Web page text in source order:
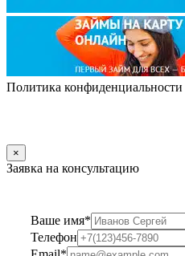
Политика конфиденциальности
×
Заявка на консультацию
Ваше имя*
Телефон